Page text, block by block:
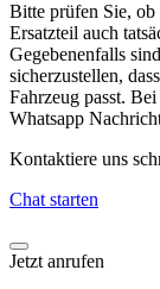
Bitte prüfen Sie, ob
Ersatzteil auch
Gegebenenfalls
sicherzustellen,
Fahrzeug passt.
Whatsapp
Kontaktiere uns
Chat starten
Jetzt anrufen